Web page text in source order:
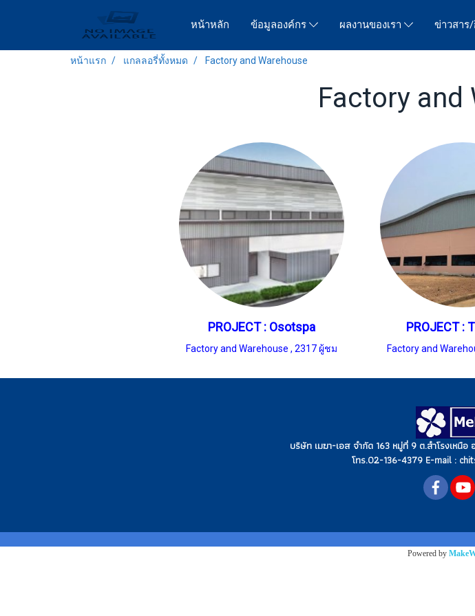
หน้าหลัก ข้อมูลองค์กร ผลงานของเรา ข่าวสาร
หน้าแรก แกลลอรี่ทั้งหมด Factory and Warehouse
Factory and
PROJECT : Osotspa
Factory and Warehouse , 2317 ผู้ชม
PROJECT :
Factory and
บริษัท เมฆา-เอส จำกัด 163 หมู่ที่ 9 ต.สำโรงเหนื
โทร.02-136-4379 E-mail :
Powered by